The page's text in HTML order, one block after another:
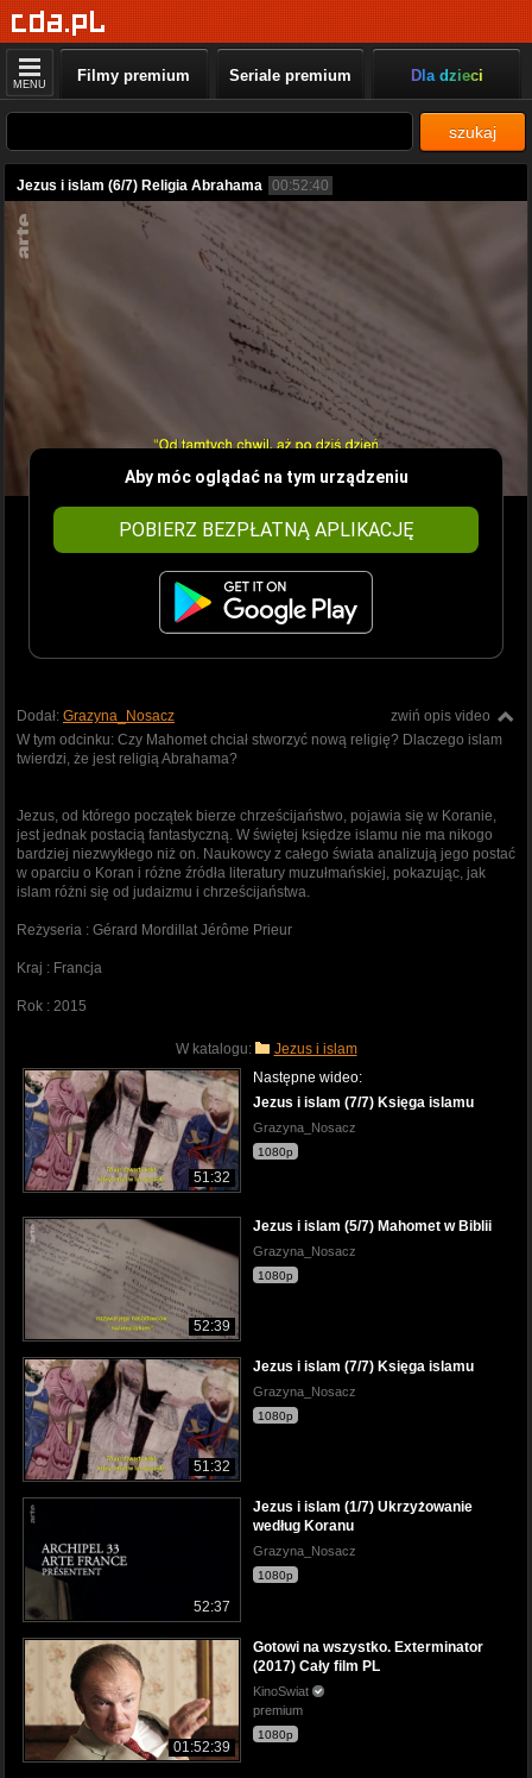
MENU Filmy premium Seriale premium Dla dzieci
szukaj
Jezus i islam (6/7) Religia Abrahama 00:52:40
Aby móc oglądać na tym urządzeniu
POBIERZ BEZPŁATNĄ APLIKACJĘ
zwiń opis video
Dodał: Grazyna_Nosacz
W tym odcinku: Czy Mahomet chciał stworzyć nową religię? Dlaczego islam
twierdzi, że jest religią Abrahama?
Jezus, od którego początek bierze chrześcijaństwo, pojawia się w Koranie,
jest jednak postacią fantastyczną. W świętej księdze islamu nie ma nikogo
bardziej niezwykłego niż on. Naukowcy z całego świata analizują jego postać
w oparciu o Koran i różne źródła literatury muzułmańskiej, pokazując, jak
islam różni się od judaizmu i chrześcijaństwa.
Reżyseria : Gérard Mordillat Jérôme Prieur
Kraj : Francja
Rok : 2015
W katalogu: Jezus i islam
51:32
Następne wideo:
Jezus i islam (7/7) Księga islamu
Grazyna_Nosacz
1080p
52:39
Jezus i islam (5/7) Mahomet w Biblii
Grazyna_Nosacz
1080p
51:32
Jezus i islam (7/7) Księga islamu
Grazyna_Nosacz
1080p
52:37
Jezus i islam (1/7) Ukrzyżowanie
według Koranu
Grazyna_Nosacz
1080p
01:52:39
Gotowi na wszystko. Exterminator
(2017) Cały film PL
KinoSwiat
premium
1080p